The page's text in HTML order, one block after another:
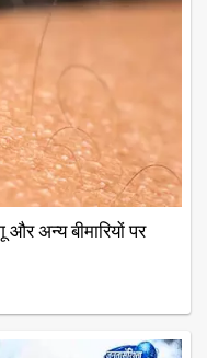
अन्य बीमारियों पर